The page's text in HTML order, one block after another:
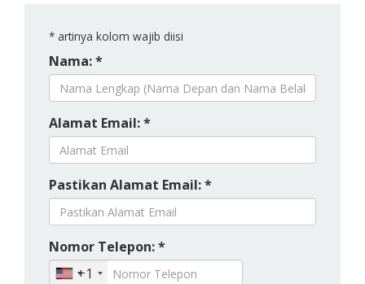
* artinya kolom wajib diisi
Nama: *
Alamat Email: *
Pastikan Alamat Email: *
Nomor Telepon: *
+1